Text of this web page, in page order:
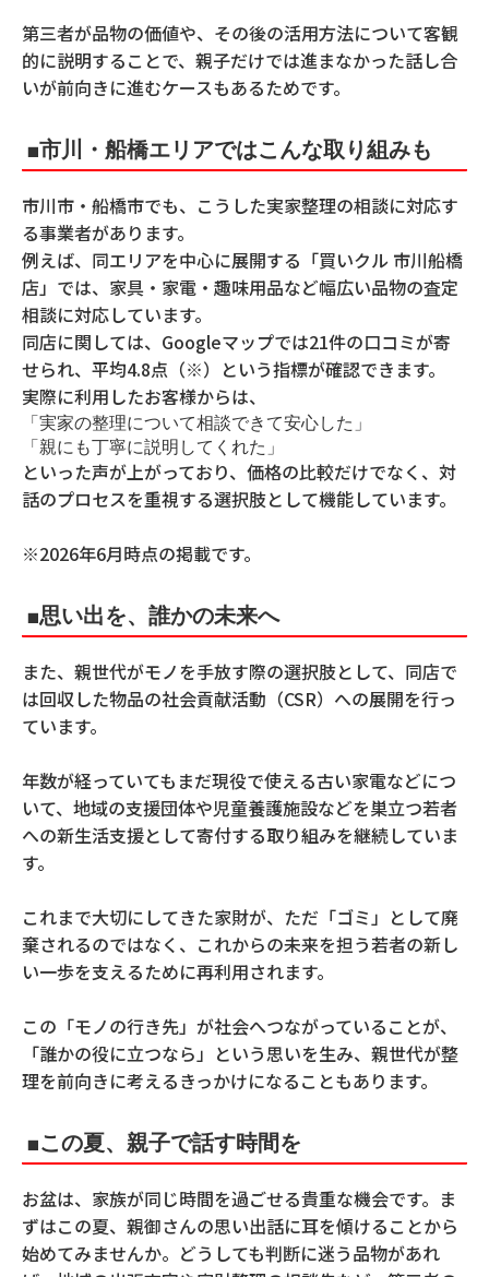
第三者が品物の価値や、その後の活用方法について客観
的に説明することで、親子だけでは進まなかった話し合
いが前向きに進むケースもあるためです。
■市川・船橋エリアではこんな取り組みも
市川市・船橋市でも、こうした実家整理の相談に対応す
る事業者があります。
例えば、同エリアを中心に展開する「買いクル 市川船橋
店」では、家具・家電・趣味用品など幅広い品物の査定
相談に対応しています。
同店に関しては、Googleマップでは21件の口コミが寄
せられ、平均4.8点（※）という指標が確認できます。
実際に利用したお客様からは、
「実家の整理について相談できて安心した」
「親にも丁寧に説明してくれた」
といった声が上がっており、価格の比較だけでなく、対
話のプロセスを重視する選択肢として機能しています。
※2026年6月時点の掲載です。
■思い出を、誰かの未来へ
また、親世代がモノを手放す際の選択肢として、同店で
は回収した物品の社会貢献活動（CSR）への展開を行っ
ています。
年数が経っていてもまだ現役で使える古い家電などにつ
いて、地域の支援団体や児童養護施設などを巣立つ若者
への新生活支援として寄付する取り組みを継続していま
す。
これまで大切にしてきた家財が、ただ「ゴミ」として廃
棄されるのではなく、これからの未来を担う若者の新し
い一歩を支えるために再利用されます。
この「モノの行き先」が社会へつながっていることが、
「誰かの役に立つなら」という思いを生み、親世代が整
理を前向きに考えるきっかけになることもあります。
■この夏、親子で話す時間を
お盆は、家族が同じ時間を過ごせる貴重な機会です。ま
ずはこの夏、親御さんの思い出話に耳を傾けることから
始めてみませんか。どうしても判断に迷う品物があれ